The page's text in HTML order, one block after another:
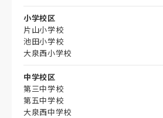
小学校区
片山小学校
池田小学校
大泉西小学校
中学校区
第三中学校
第五中学校
大泉西中学校